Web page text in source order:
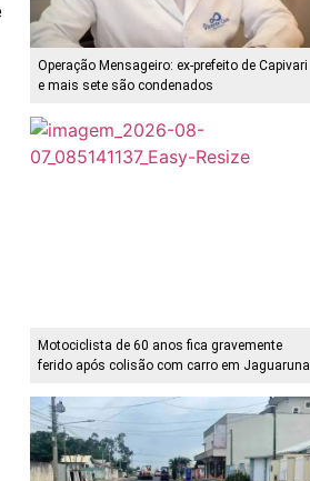
Operação Mensageiro: ex-prefeito de Capivari
e mais sete são condenados
Motociclista de 60 anos fica gravemente
ferido após colisão com carro em Jaguaruna